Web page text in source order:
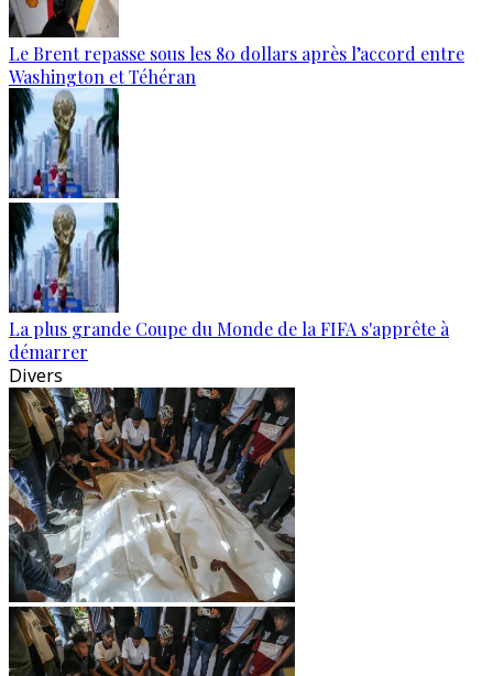
Le Brent repasse sous les 80 dollars après l’accord entre
Washington et Téhéran
La plus grande Coupe du Monde de la FIFA s'apprête à
démarrer
Divers